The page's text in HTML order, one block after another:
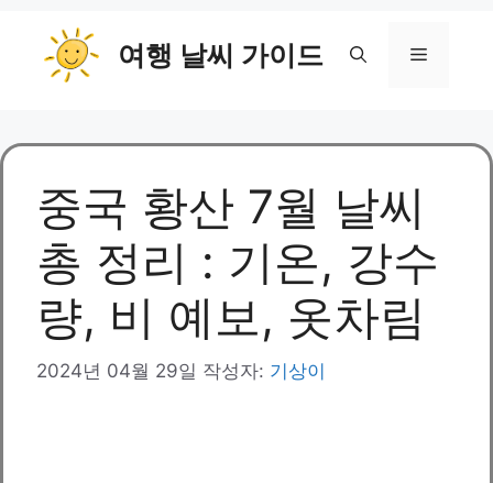
너
여행 날씨 가이드 메
중국 황산 7월 날씨
총 정리 : 기온, 강수
량, 비 예보, 옷차림
2024년 04월 29일 작성자: 기상이